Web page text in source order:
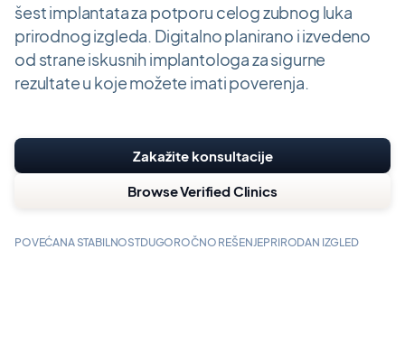
šest implantata za potporu celog zubnog luka
prirodnog izgleda. Digitalno planirano i izvedeno
od strane iskusnih implantologa za sigurne
rezultate u koje možete imati poverenja.
Zakažite konsultacije
Browse Verified Clinics
POVEĆANA STABILNOSTDUGOROČNO REŠENJEPRIRODAN IZGLED